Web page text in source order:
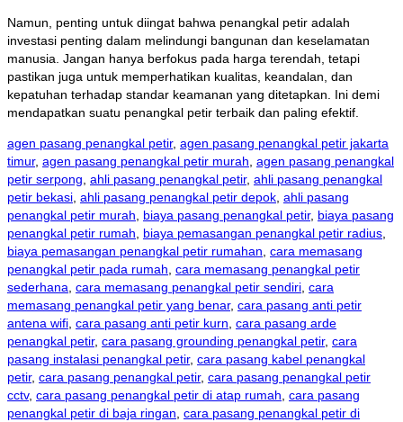
Namun, penting untuk diingat bahwa penangkal petir adalah
investasi penting dalam melindungi bangunan dan keselamatan
manusia. Jangan hanya berfokus pada harga terendah, tetapi
pastikan juga untuk memperhatikan kualitas, keandalan, dan
kepatuhan terhadap standar keamanan yang ditetapkan. Ini demi
mendapatkan suatu penangkal petir terbaik dan paling efektif.
agen pasang penangkal petir, agen pasang penangkal petir jakarta
timur, agen pasang penangkal petir murah agen pasang penangkal
petir serpong ahli pasang penangkal petir, ahli pasang penangkal
petir bekasi ahli pasang penangkal petir depok ahli pasang
penangkal petir murah
biaya pasang penangkal petir, biaya pasang
penangkal petir rumah
biaya pemasangan penangkal petir radius
biaya pemasangan penangkal petir rumahan cara memasang
penangkal petir pada rumah cara memasang penangkal petir
sederhana cara memasang penangkal petir sendiri cara
memasang penangkal petir yang benar, cara pasang anti petir
antena wifi cara pasang anti petir kurn cara pasang arde
penangkal petir, cara pasang grounding penangkal petir, cara
pasang instalasi penangkal petir, cara pasang kabel penangkal
petir, cara pasang penangkal petir, cara pasang penangkal petir
cctv, cara pasang penangkal petir di atap rumah cara pasang
penangkal petir di baja ringan cara pasang penangkal petir di